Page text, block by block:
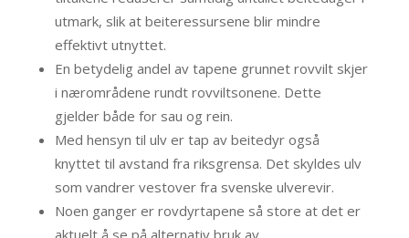
utmark, slik at beiteressursene blir mindre
effektivt utnyttet.
En betydelig andel av tapene grunnet rovvilt skjer
i nærområdene rundt rovviltsonene. Dette
gjelder både for sau og rein.
Med hensyn til ulv er tap av beitedyr også
knyttet til avstand fra riksgrensa. Det skyldes ulv
som vandrer vestover fra svenske ulverevir.
Noen ganger er rovdyrtapene så store at det er